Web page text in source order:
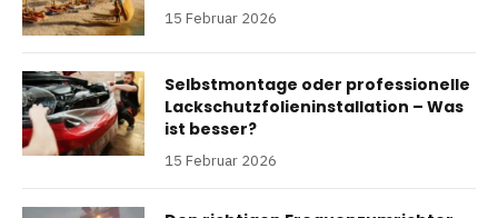
15 Februar 2026
Selbstmontage oder professionelle
Lackschutzfolieninstallation – Was
ist besser?
15 Februar 2026